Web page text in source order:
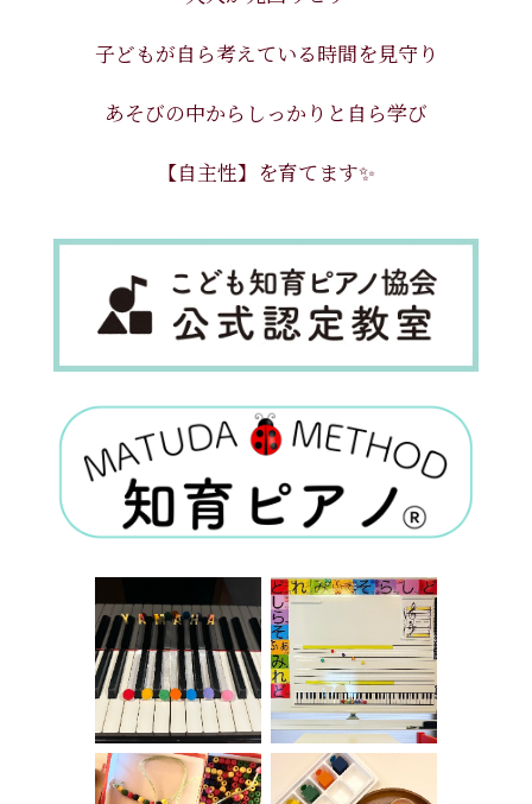
子どもが自ら考えてい​る時間を見守り
あそびの中からしっかりと自ら学び
【自主性】を育てます✨